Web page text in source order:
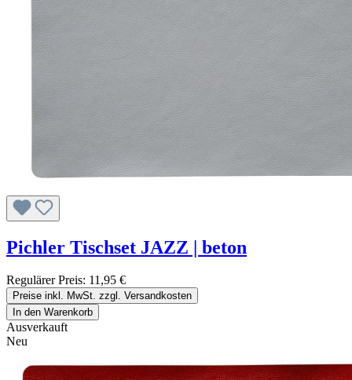
Pichler Tischset JAZZ | beton
Regulärer Preis: 11,95 €
Preise inkl. MwSt. zzgl. Versandkosten
In den Warenkorb
Ausverkauft
Neu